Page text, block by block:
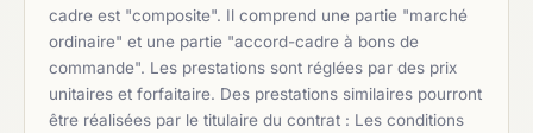
cadre est "composite". Il comprend une partie "marché
ordinaire" et une partie "accord-cadre à bons de
commande". Les prestations sont réglées par des prix
unitaires et forfaitaire. Des prestations similaires pourront
être réalisées par le titulaire du contrat : Les conditions